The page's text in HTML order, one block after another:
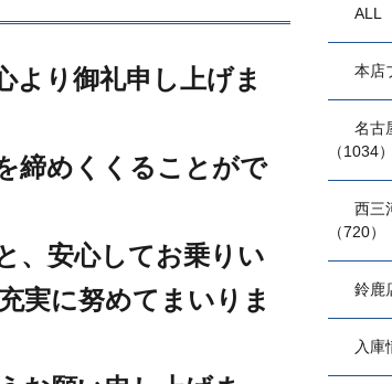
より御礼申し上げま
締めくくることがで
、安心してお乗りい
実に努めてまいりま
ALL
本店
名古
（1034）
西三
（720）
鈴鹿
入庫